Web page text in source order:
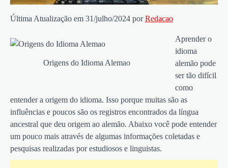
Última Atualização em 31/julho/2024 porRedacao
Origens do Idioma Alemao
Aprender o
idioma
alemão pode
ser tão difícil
como
entender a origem do idioma. Isso porque muitas são as
influências e poucos são os registros encontrados da língua
ancestral que deu origem ao alemão. Abaixo você pode entender
um pouco mais através de algumas informações coletadas e
pesquisas realizadas por estudiosos e linguistas.